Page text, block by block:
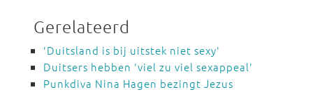
Gerelateerd
'Duitsland is bij uitstek niet sexy'
Duitsers hebben 'viel zu viel sexappeal'
Punkdiva Nina Hagen bezingt Jezus